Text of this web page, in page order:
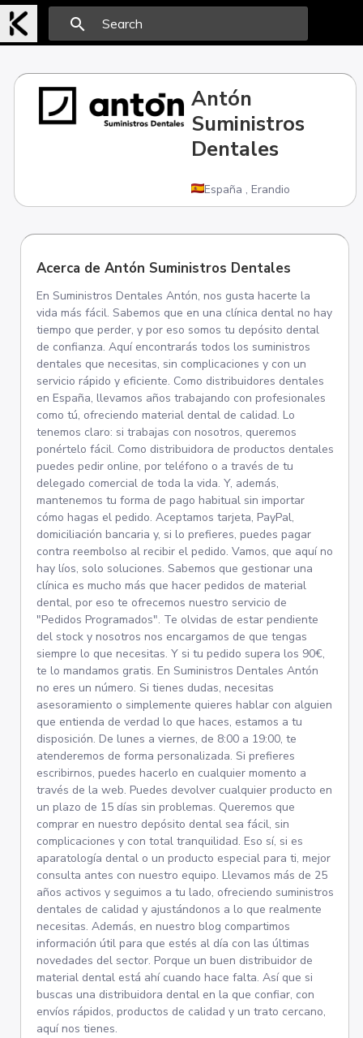
search
Antón
Suministros
Dentales
España , Erandio
Acerca de Antón Suministros Dentales
En Suministros Dentales Antón, nos gusta hacerte la
vida más fácil. Sabemos que en una clínica dental no hay
tiempo que perder, y por eso somos tu depósito dental
de confianza. Aquí encontrarás todos los suministros
dentales que necesitas, sin complicaciones y con un
servicio rápido y eficiente. Como distribuidores dentales
en España, llevamos años trabajando con profesionales
como tú, ofreciendo material dental de calidad. Lo
tenemos claro: si trabajas con nosotros, queremos
ponértelo fácil. Como distribuidora de productos dentales
puedes pedir online, por teléfono o a través de tu
delegado comercial de toda la vida. Y, además,
mantenemos tu forma de pago habitual sin importar
cómo hagas el pedido. Aceptamos tarjeta, PayPal,
domiciliación bancaria y, si lo prefieres, puedes pagar
contra reembolso al recibir el pedido. Vamos, que aquí no
hay líos, solo soluciones. Sabemos que gestionar una
clínica es mucho más que hacer pedidos de material
dental, por eso te ofrecemos nuestro servicio de
"Pedidos Programados". Te olvidas de estar pendiente
del stock y nosotros nos encargamos de que tengas
siempre lo que necesitas. Y si tu pedido supera los 90€,
te lo mandamos gratis. En Suministros Dentales Antón
no eres un número. Si tienes dudas, necesitas
asesoramiento o simplemente quieres hablar con alguien
que entienda de verdad lo que haces, estamos a tu
disposición. De lunes a viernes, de 8:00 a 19:00, te
atenderemos de forma personalizada. Si prefieres
escribirnos, puedes hacerlo en cualquier momento a
través de la web. Puedes devolver cualquier producto en
un plazo de 15 días sin problemas. Queremos que
comprar en nuestro depósito dental sea fácil, sin
complicaciones y con total tranquilidad. Eso sí, si es
aparatología dental o un producto especial para ti, mejor
consulta antes con nuestro equipo. Llevamos más de 25
años activos y seguimos a tu lado, ofreciendo suministros
dentales de calidad y ajustándonos a lo que realmente
necesitas. Además, en nuestro blog compartimos
información útil para que estés al día con las últimas
novedades del sector. Porque un buen distribuidor de
material dental está ahí cuando hace falta. Así que si
buscas una distribuidora dental en la que confiar, con
envíos rápidos, productos de calidad y un trato cercano,
aquí nos tienes.